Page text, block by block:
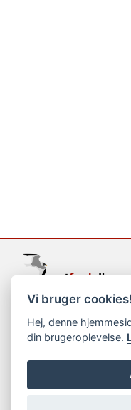
support@netfugl.dk
copyright © 2002-
Vi bruger cookies!
Hej, denne
din brugeroplevelse.